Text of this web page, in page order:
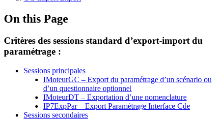
On this Page
Critères des sessions standard d’export-import du
paramétrage :
Sessions principales
IMoteurGC – Export du paramétrage d’un scénario ou
d’un questionnaire optionnel
IMoteurDT – Exportation d’une nomenclature
IP7ExpPar – Export Paramétrage Interface Cde
Sessions secondaires